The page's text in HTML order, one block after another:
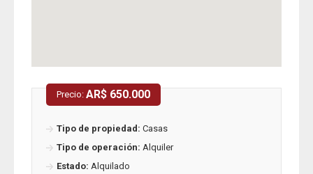
Precio: AR$ 650.000
Tipo de propiedad: Casas
Tipo de operación: Alquiler
Estado: Alquilado